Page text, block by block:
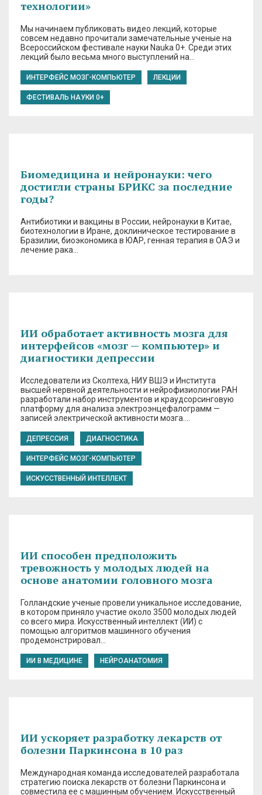
технологии»
Мы начинаем публиковать видео лекций, которые
совсем недавно прочитали замечательные ученые на
Всероссийском фестивале науки Nauka 0+. Среди этих
лекций было весьма много выступлений на…
ИНТЕРФЕЙС МОЗГ-КОМПЬЮТЕР ЛЕКЦИИ
ФЕСТИВАЛЬ НАУКИ 0+
Биомедицина и нейронауки: чего
достигли страны БРИКС за последние
годы?
Антибиотики и вакцины в России, нейронауки в Китае,
биотехнологии в Иране, доклиническое тестирование в
Бразилии, биоэкономика в ЮАР, генная терапия в ОАЭ и
лечение рака…
ИИ обработает активность мозга для
интерфейсов «мозг — компьютер» и
диагностики депрессии
Исследователи из Сколтеха, НИУ ВШЭ и Института
высшей нервной деятельности и нейрофизиологии РАН
разработали набор инструментов и краудсорсинговую
платформу для анализа электроэнцефалограмм —
записей электрической активности мозга….
ДЕПРЕССИЯ ДИАГНОСТИКА
ИНТЕРФЕЙС МОЗГ-КОМПЬЮТЕР
ИСКУССТВЕННЫЙ ИНТЕЛЛЕКТ
ИИ способен предположить
тревожность у молодых людей на
основе анатомии головного мозга
Голландские ученые провели уникальное исследование,
в котором приняло участие около 3500 молодых людей
со всего мира. Искусственный интеллект (ИИ) с
помощью алгоритмов машинного обучения
продемонстрировал…
ИИ В МЕДИЦИНЕ НЕЙРОАНАТОМИЯ
ИИ ускоряет разработку лекарств от
болезни Паркинсона в 10 раз
Международная команда исследователей разработала
стратегию поиска лекарств от болезни Паркинсона и
совместила ее с машинным обучением. Искусственный